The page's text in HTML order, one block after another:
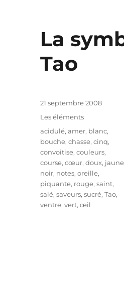
La
Tao
Publié
21 septembre 2008
Catégories
Les éléments
Étiquettes
acidulé,amer, blanc,
bouche,chasse,cinq,
convoitise,couleurs,
course,cœur,doux, jaune
noir, notes,oreille,
piquante, rouge,saint,
salé,saveurs,sucré,Tao,
ventre,vert,œil